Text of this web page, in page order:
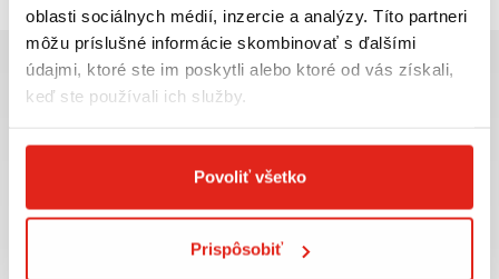
oblasti sociálnych médií, inzercie a analýzy. Títo partneri
môžu príslušné informácie skombinovať s ďalšími
údajmi, ktoré ste im poskytli alebo ktoré od vás získali,
keď ste používali ich služby.
Povoliť všetko
Prispôsobiť
objednávky nad 50€ v rámci